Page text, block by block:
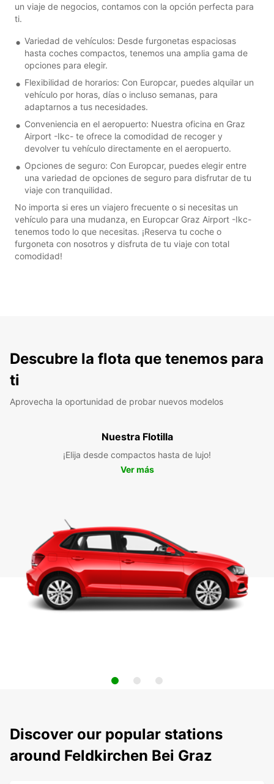
un viaje de negocios, contamos con la opción perfecta para
ti.
Variedad de vehículos: Desde furgonetas espaciosas
hasta coches compactos, tenemos una amplia gama de
opciones para elegir.
Flexibilidad de horarios: Con Europcar, puedes alquilar un
vehículo por horas, días o incluso semanas, para
adaptarnos a tus necesidades.
Conveniencia en el aeropuerto: Nuestra oficina en Graz
Airport -Ikc- te ofrece la comodidad de recoger y
devolver tu vehículo directamente en el aeropuerto.
Opciones de seguro: Con Europcar, puedes elegir entre
una variedad de opciones de seguro para disfrutar de tu
viaje con tranquilidad.
No importa si eres un viajero frecuente o si necesitas un
vehículo para una mudanza, en Europcar Graz Airport -Ikc-
tenemos todo lo que necesitas. ¡Reserva tu coche o
furgoneta con nosotros y disfruta de tu viaje con total
comodidad!
Descubre la flota que tenemos para
ti
Aprovecha la oportunidad de probar nuevos modelos
Nuestra Flotilla
¡Elija desde compactos hasta de lujo!
Ver más
Discover our popular stations
around Feldkirchen Bei Graz